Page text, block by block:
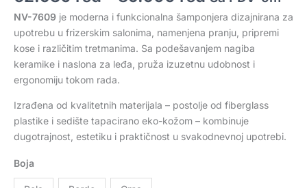
NV-7609 je moderna i funkcionalna šamponjera dizajnirana za
upotrebu u frizerskim salonima, namenjena pranju, pripremi
kose i različitim tretmanima. Sa podešavanjem nagiba
keramike i naslona za leđa, pruža izuzetnu udobnost i
ergonomiju tokom rada.
Izrađena od kvalitetnih materijala – postolje od fiberglass
plastike i sedište tapacirano eko-kožom – kombinuje
dugotrajnost, estetiku i praktičnost u svakodnevnoj upotrebi.
Boja